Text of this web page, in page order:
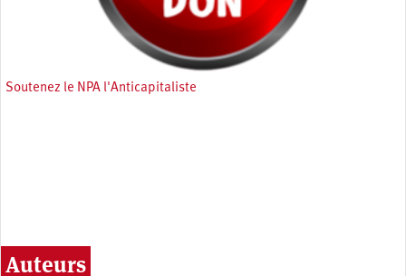
Soutenez le NPA l'Anticapitaliste
Auteurs